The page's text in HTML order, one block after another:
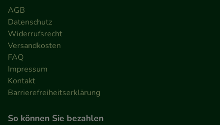
AGB
Datenschutz
Widerrufsrecht
Versandkosten
FAQ
Impressum
Kontakt
Barrierefreiheitserklärung
So können Sie bezahlen